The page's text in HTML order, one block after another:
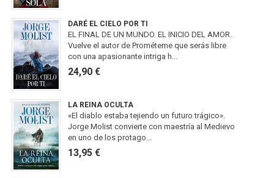
DARÉ EL CIELO POR TI
EL FINAL DE UN MUNDO. EL INICIO DEL AMOR.
Vuelve el autor de Prométeme que serás libre
con una apasionante intriga h...
24,90 €
LA REINA OCULTA
«El diablo estaba tejiendo un futuro trágico».
Jorge Molist convierte con maestría al Medievo
en uno de los protago...
13,95 €